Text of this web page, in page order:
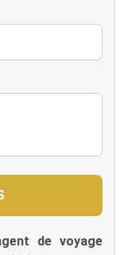
de voyage